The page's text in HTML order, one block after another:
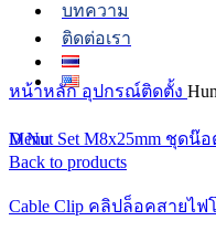
บทความ
ติดต่อเรา
Menu
Click to enlarge
หน้าหลักอุปกรณ์ติดตั้ง
D Nut Set M8x25mm ชุดน๊
Back to products
Cable Clip คลิปล็อคสายไฟ